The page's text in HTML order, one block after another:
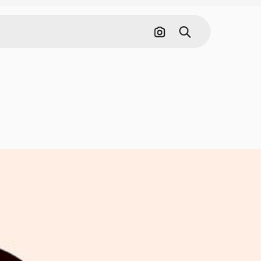
Cerca per immagine
Ricerca